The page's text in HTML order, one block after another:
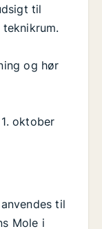
til
og hør
oktober
til
Mole i